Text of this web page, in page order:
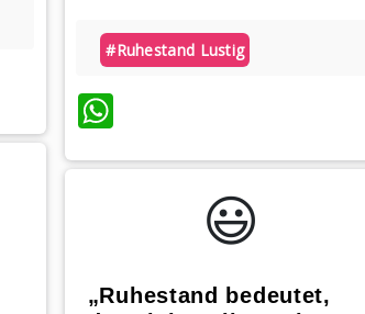
#ruhestand Lustig
😃️
„Ruhestand bedeutet,